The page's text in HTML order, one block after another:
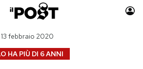
Auto
HA PIÙ DI 6 ANNI
febbraio 2020